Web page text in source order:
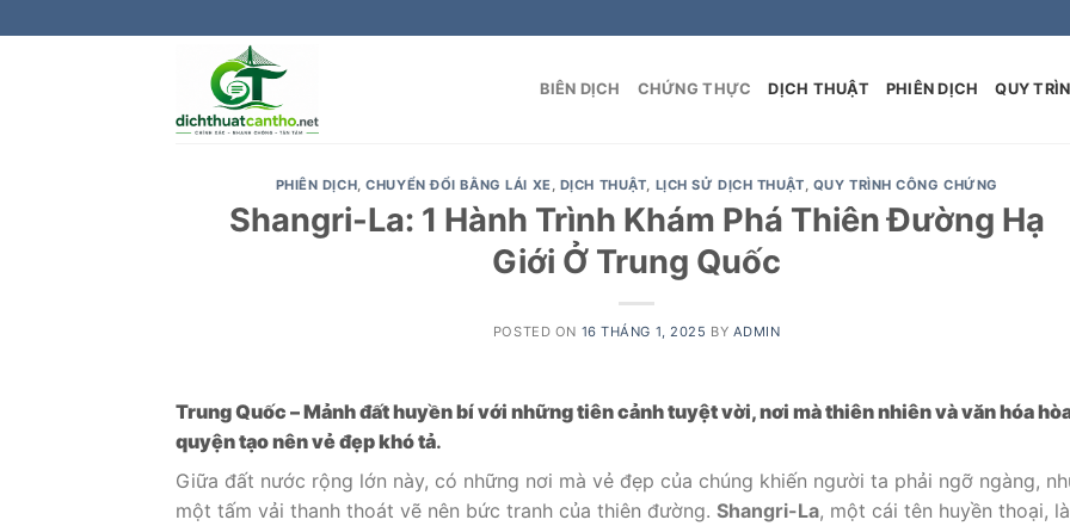
to
BIÊN DỊCH CHỨNG THỰC DỊCH THUẬT PHIÊN DỊCH QUY
PHIÊN DỊCH,CHUYỂN ĐỔI BẰNG LÁI XE, DỊCH THUẬT, LỊCH SỬ DỊCH THUẬT, QUY TRÌNH CÔNG CHỨNG
Shangri-La: 1 Hành Trình Khám Phá Thiên Đường Hạ
Giới Ở Trung Quốc
POSTED ON 16 THÁNG 1, 2025 BY ADMIN
Trung Quốc – Mảnh đất huyền bí với những tiên cảnh tuyệt vời, nơi mà thiên nhiên và văn hóa
quyện tạo nên vẻ đẹp khó tả.
Giữa đất nước rộng lớn này, có những nơi mà vẻ đẹp của chúng khiến người ta phải ngỡ ngàng,
một tấm vải thanh thoát vẽ nên bức tranh của thiên đường. Shangri-La, một cái tên huyền thoại, là